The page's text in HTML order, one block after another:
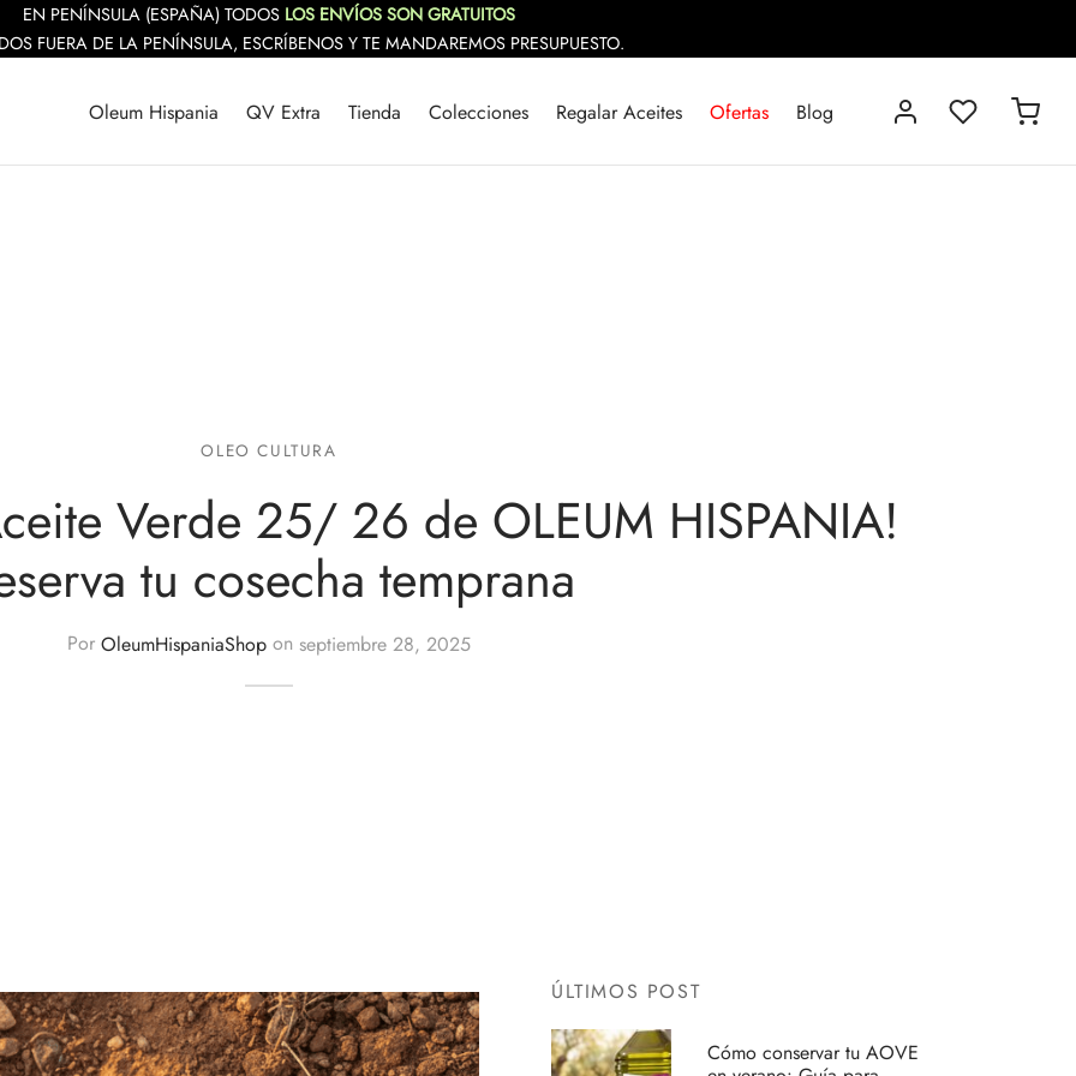
EN PENÍNSULA (ESPAÑA) TODOS LOS ENVÍOS SON GRATUITOS
FUERA DE LA PENÍNSULA, ESCRÍBENOS Y TE MANDAREMOS PRESUPUESTO.
Oleum Hispania QV Extra Tienda Colecciones Regalar Aceites Ofertas Blog
OLEO CULTURA
Verde 25/ 26 de OLEUM HISPANIA!
tu cosecha temprana
Por OleumHispaniaShop on septiembre 28, 2025
ÚLTIMOS POST
Cómo conservar tu AOVE